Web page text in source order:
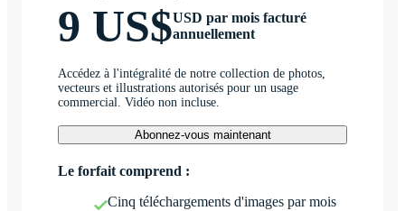
9 US$USD par mois facturé
annuellement
Accédez à l'intégralité de notre collection de photos,
vecteurs et illustrations autorisés pour un usage
commercial. Vidéo non incluse.
Abonnez-vous maintenant
Le forfait comprend :
Cinq téléchargements d'images par mois